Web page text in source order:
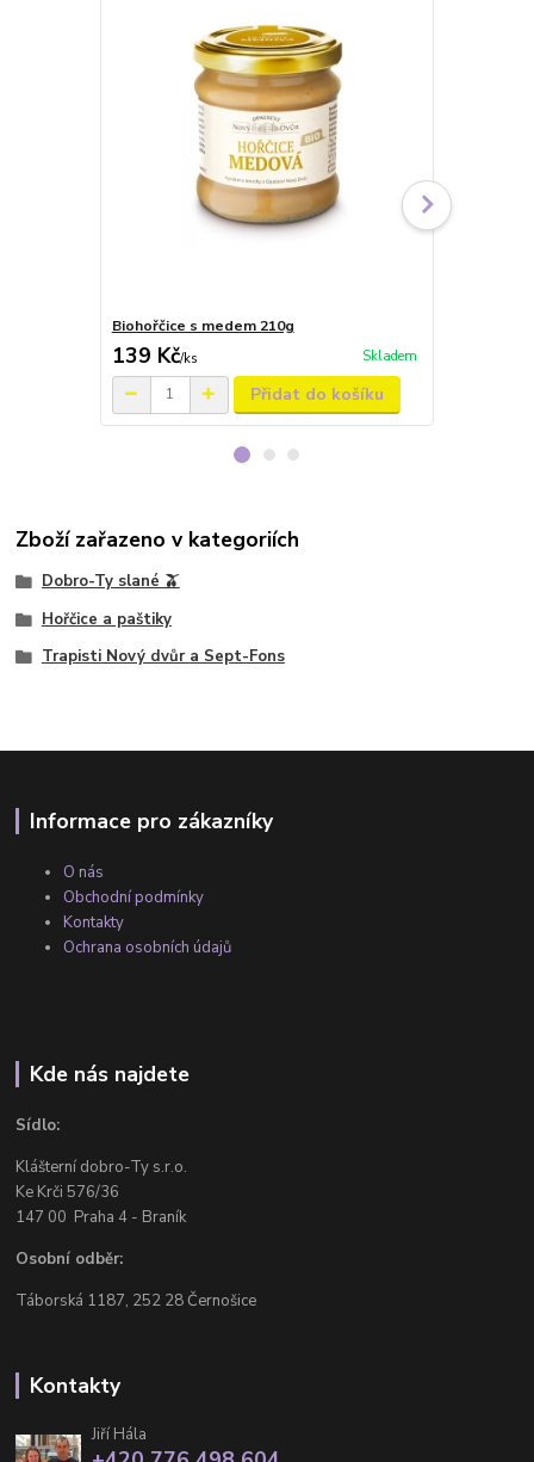
Biohořčice s medem 210g
139 Kč/ks Skladem
Přidat do košíku
Zboží zařazeno v kategoriích
Dobro-Ty slané 🫒
Hořčice a paštiky
Trapisti Nový dvůr a Sept-Fons
Informace pro zákazníky
O nás
Obchodní podmínky
Kontakty
Ochrana osobních údajů
Kde nás najdete
Sídlo:
Klášterní dobro-Ty s.r.o.
Ke Krči 576/36
147 00 Praha 4 - Braník
Osobní odběr:
Táborská 1187, 252 28 Černošice
Kontakty
Jiří Hála